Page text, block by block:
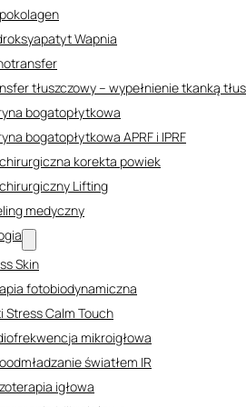
Wapnia
tłuszczowy – wypełnienie tkanką
bogatopłytkowa
bogatopłytkowa APRF i IPRF
korekta powiek
Lifting
medyczny
Skin
fotobiodynamiczna
Stress Calm Touch
mikroigłowa
światłem IR
igłowa